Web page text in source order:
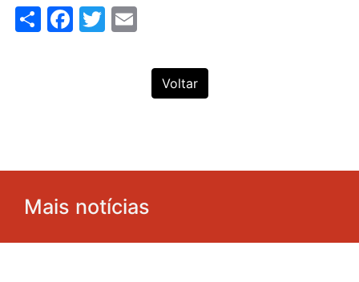
ShareFacebook
Twitter
Voltar
Mais notícias